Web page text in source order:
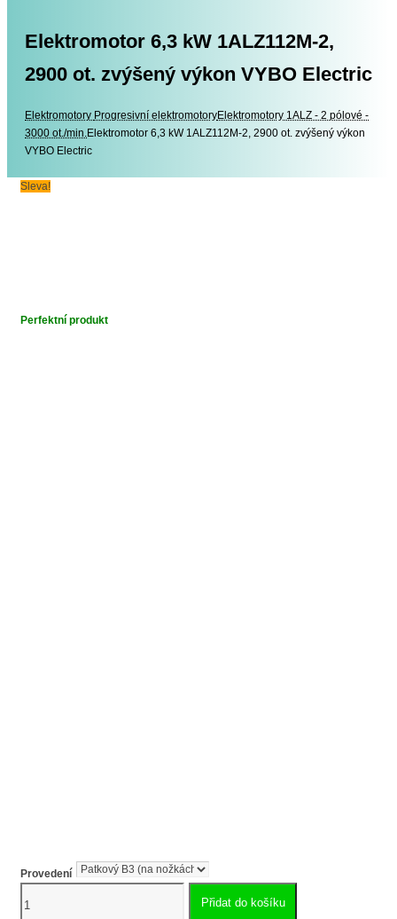
Elektromotor 6,3 kW 1ALZ112M-2,
2900 ot. zvýšený výkon VYBO Electric
Elektromotory Elektromotory
Progresivní elektromotoryElektromotory 1ALZ - 2 pólové -
3000 ot./min.Elektromotor 6,3 kW 1ALZ112M-2, 2900 ot. zvýšený výkon
VYBO Electric
Sleva!
Perfektní produkt
Provedení
6,3
Přidat do košíku